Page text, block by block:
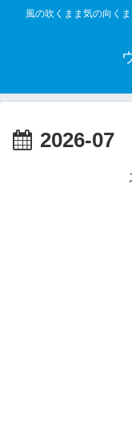
風の吹くまま気の向く
2026-07